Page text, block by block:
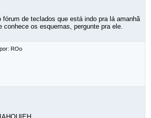
fórum de teclados que está indo pra lá amanhã
conhece os esquemas, pergunte pra ele.
ROo